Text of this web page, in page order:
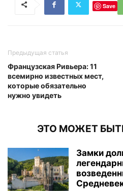
Save
Предыдущая статья
Французская Ривьера: 11
всемирно известных мест,
которые обязательно
нужно увидеть
ЭТО МОЖЕТ
Замки